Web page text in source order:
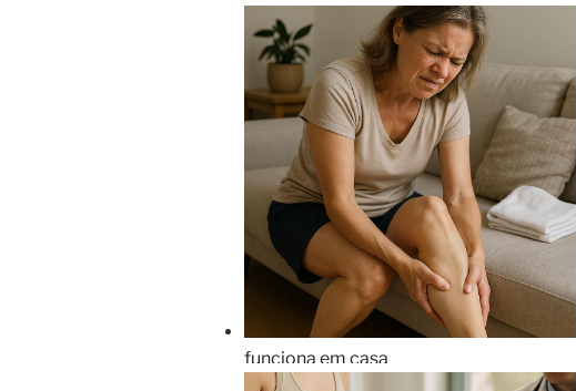
funciona em casa